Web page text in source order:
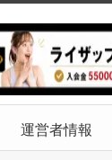
運営者情報